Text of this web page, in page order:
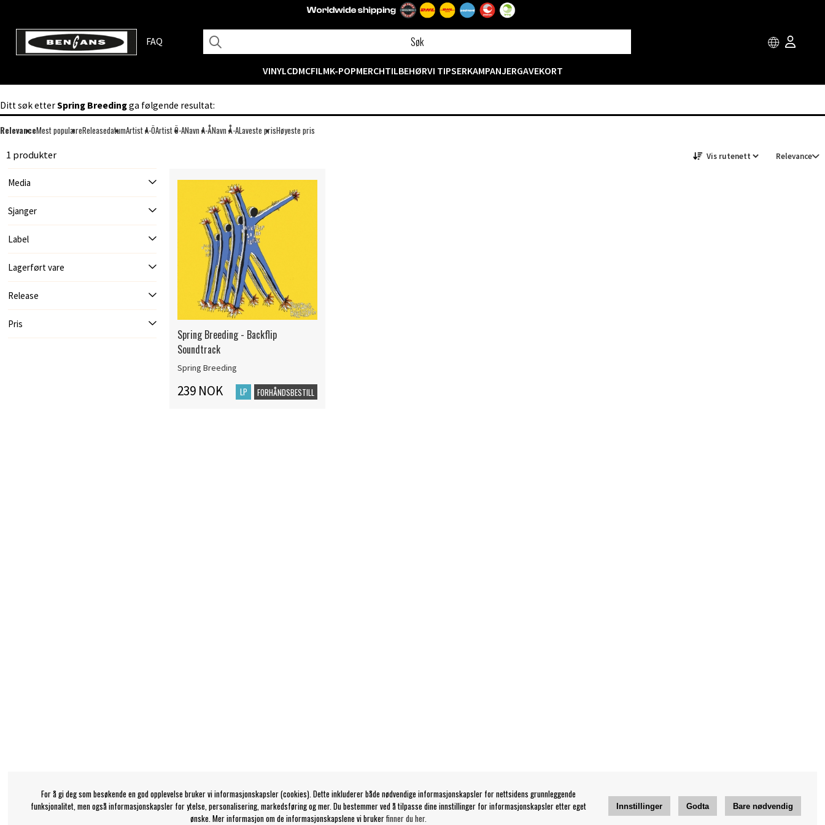
FAQ
VINYLCDMCFILMK-POPMERCHTILBEHØRVI TIPSERKAMPANJERGAVEKORT
Ditt søk etterSpring Breedingga følgende resultat:
RelevanceMest populæreReleasedatumArtist A-ÖArtist Ö-ANavn A-ÅNavn Å-ALaveste prisHøyeste pris
1 produkter
Relevance
Media
Sjanger
Label
Lagerført vare
Release
Pris
Spring Breeding - Backflip
Soundtrack
Spring Breeding
239 NOK LP FORHÅNDSBESTILL
For å gi deg som besøkende en god opplevelse bruker vi informasjonskapsler (cookies). Dette inkluderer både nødvendige informasjonskapsler for nettsidens grunnleggende
funksjonalitet, men også informasjonskapsler for ytelse, personalisering, markedsføring og mer. Du bestemmer ved å tilpasse dine innstillinger for informasjonskapsler etter eget
ønske. Mer informasjon om de informasjonskapslene vi brukerfinner du her.
Innstillinger Godta Bare nødvendig